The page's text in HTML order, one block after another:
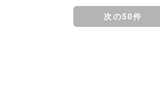
次の50件